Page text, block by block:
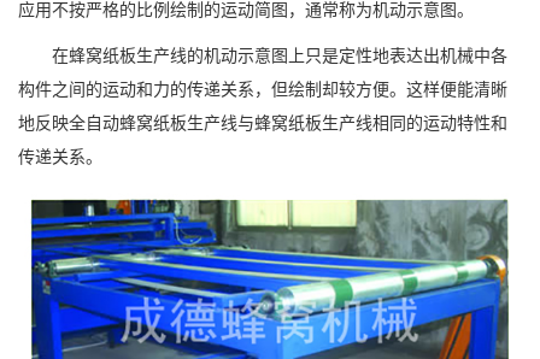
应用不按严格的比例绘制的运动简图，通常称为机动示意图。
在蜂窝纸板生产线的机动示意图上只是定性地表达出机械中各
构件之间的运动和力的传递关系，但绘制却较方便。这样便能清晰
地反映全自动蜂窝纸板生产线与蜂窝纸板生产线相同的运动特性和
传递关系。